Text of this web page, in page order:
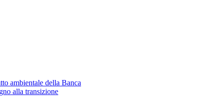
ambientale della Banca
alla transizione